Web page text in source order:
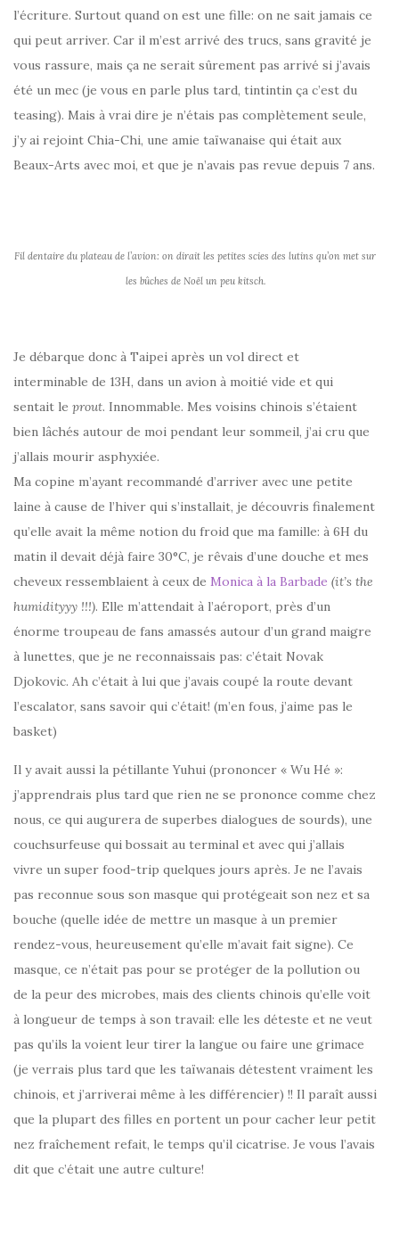
l’écriture. Surtout quand on est une fille: on ne sait jamais ce
qui peut arriver. Car il m’est arrivé des trucs, sans gravité je
vous rassure, mais ça ne serait sûrement pas arrivé si j’avais
été un mec (je vous en parle plus tard, tintintin ça c’est du
teasing). Mais à vrai dire je n’étais pas complètement seule,
j’y ai rejoint Chia-Chi, une amie taïwanaise qui était aux
Beaux-Arts avec moi, et que je n’avais pas revue depuis 7 ans.
Fil dentaire du plateau de l’avion: on dirait les petites scies des lutins qu’on met sur
les bûches de Noël un peu kitsch.
Je débarque donc à Taipei après un vol direct et
interminable de 13H, dans un avion à moitié vide et qui
sentait le prout. Innommable. Mes voisins chinois s’étaient
bien lâchés autour de moi pendant leur sommeil, j’ai cru que
j’allais mourir asphyxiée.
Ma copine m’ayant recommandé d’arriver avec une petite
laine à cause de l’hiver qui s’installait, je découvris finalement
qu’elle avait la même notion du froid que ma famille: à 6H du
matin il devait déjà faire 30°C, je rêvais d’une douche et mes
cheveux ressemblaient à ceux de Monica à la Barbade (it’s the
humidityyy !!!). Elle m’attendait à l’aéroport, près d’un
énorme troupeau de fans amassés autour d’un grand maigre
à lunettes, que je ne reconnaissais pas: c’était Novak
Djokovic. Ah c’était à lui que j’avais coupé la route devant
l’escalator, sans savoir qui c’était! (m’en fous, j’aime pas le
basket)
Il y avait aussi la pétillante Yuhui (prononcer « Wu Hé »:
j’apprendrais plus tard que rien ne se prononce comme chez
nous, ce qui augurera de superbes dialogues de sourds), une
couchsurfeuse qui bossait au terminal et avec qui j’allais
vivre un super food-trip quelques jours après. Je ne l’avais
pas reconnue sous son masque qui protégeait son nez et sa
bouche (quelle idée de mettre un masque à un premier
rendez-vous, heureusement qu’elle m’avait fait signe). Ce
masque, ce n’était pas pour se protéger de la pollution ou
de la peur des microbes, mais des clients chinois qu’elle voit
à longueur de temps à son travail: elle les déteste et ne veut
pas qu’ils la voient leur tirer la langue ou faire une grimace
(je verrais plus tard que les taïwanais détestent vraiment les
chinois, et j’arriverai même à les différencier) !! Il paraît aussi
que la plupart des filles en portent un pour cacher leur petit
nez fraîchement refait, le temps qu’il cicatrise. Je vous l’avais
dit que c’était une autre culture!